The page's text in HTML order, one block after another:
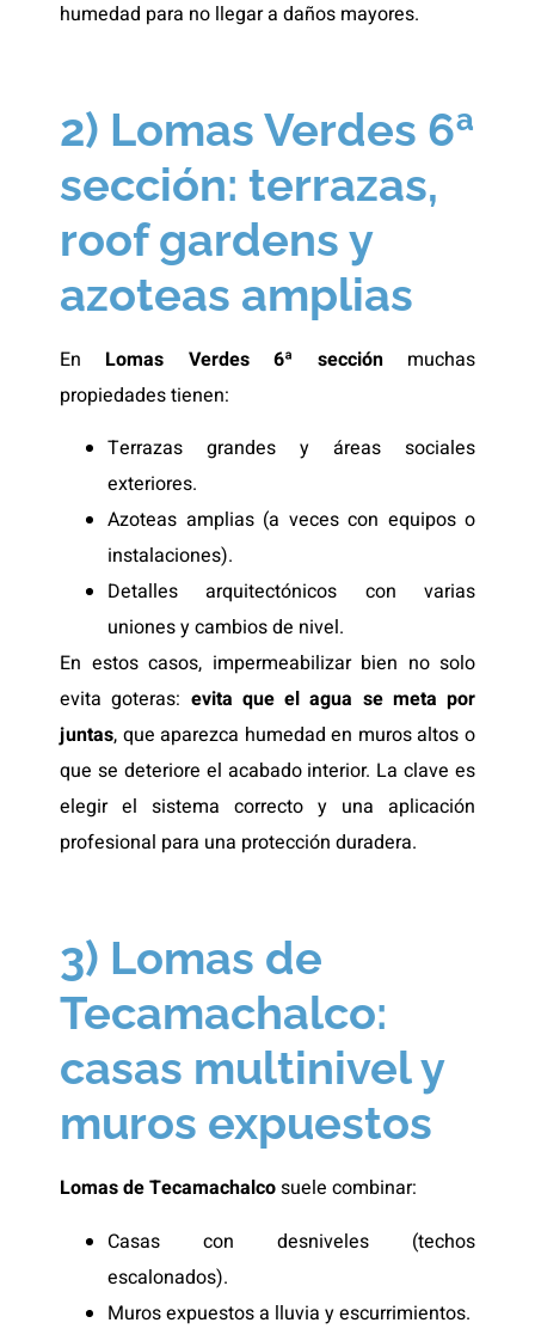
humedad para no llegar a daños mayores.
2) Lomas Verdes 6ª
sección: terrazas,
roof gardens y
azoteas amplias
En Lomas Verdes 6ª secciónmuchas
propiedades tienen:
Terrazas grandes y áreas sociales
exteriores.
Azoteas amplias (a veces con equipos o
instalaciones).
Detalles arquitectónicos con varias
uniones y cambios de nivel.
En estos casos, impermeabilizar bien no solo
evita goteras: evita que el agua se meta por
juntas, que aparezca humedad en muros altos o
que se deteriore el acabado interior. La clave es
elegir el sistema correcto y una aplicación
profesional para una protección duradera.
3) Lomas de
Tecamachalco:
casas multinivel y
muros expuestos
Lomas de Tecamachalcosuele combinar:
Casas con desniveles (techos
escalonados).
Muros expuestos a lluvia y escurrimientos.